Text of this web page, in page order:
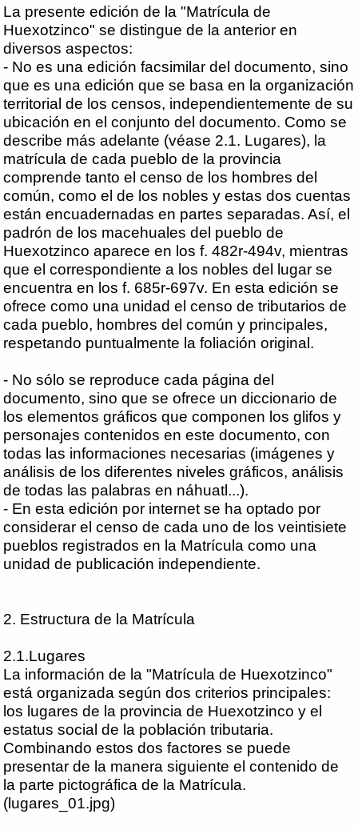
La presente edición de la "Matrícula de
Huexotzinco" se distingue de la anterior en
diversos aspectos:
- No es una edición facsimilar del documento, sino
que es una edición que se basa en la organización
territorial de los censos, independientemente de su
ubicación en el conjunto del documento. Como se
describe más adelante (véase 2.1. Lugares), la
matrícula de cada pueblo de la provincia
comprende tanto el censo de los hombres del
común, como el de los nobles y estas dos cuentas
están encuadernadas en partes separadas. Así, el
padrón de los macehuales del pueblo de
Huexotzinco aparece en los f. 482r-494v, mientras
que el correspondiente a los nobles del lugar se
encuentra en los f. 685r-697v. En esta edición se
ofrece como una unidad el censo de tributarios de
cada pueblo, hombres del común y principales,
respetando puntualmente la foliación original.
- No sólo se reproduce cada página del
documento, sino que se ofrece un diccionario de
los elementos gráficos que componen los glifos y
personajes contenidos en este documento, con
todas las informaciones necesarias (imágenes y
análisis de los diferentes niveles gráficos, análisis
de todas las palabras en náhuatl...).
- En esta edición por internet se ha optado por
considerar el censo de cada uno de los veintisiete
pueblos registrados en la Matrícula como una
unidad de publicación independiente.
2. Estructura de la Matrícula
2.1.Lugares
La información de la "Matrícula de Huexotzinco"
está organizada según dos criterios principales:
los lugares de la provincia de Huexotzinco y el
estatus social de la población tributaria.
Combinando estos dos factores se puede
presentar de la manera siguiente el contenido de
la parte pictográfica de la Matrícula.
(lugares_01.jpg)